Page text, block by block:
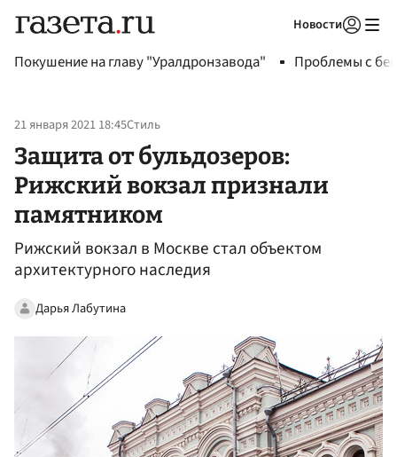
Новости
Покушение на главу "Уралдронзавода" Проблемы с
21 января 2021 18:45Стиль
Защита от бульдозеров:
Рижский вокзал признали
памятником
Рижский вокзал в Москве стал объектом
архитектурного наследия
Дарья Лабутина